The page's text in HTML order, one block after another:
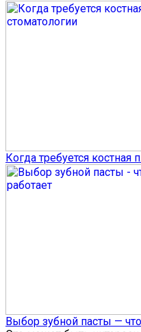
Когда требуется костная
Выбор зубной пасты —